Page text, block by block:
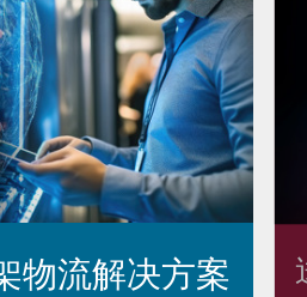
物流解决方案